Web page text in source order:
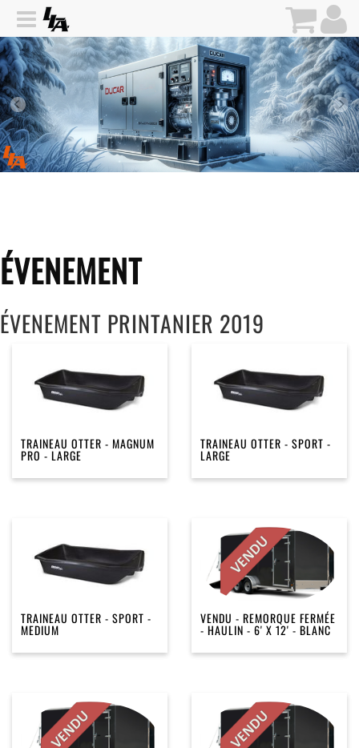
ÉVENEMENT
ÉVENEMENT PRINTANIER 2019
TRAINEAU OTTER - MAGNUM
PRO - LARGE
TRAINEAU OTTER - SPORT -
LARGE
TRAINEAU OTTER - SPORT -
MEDIUM
VENDU - REMORQUE FERMÉE
- HAULIN - 6' X 12' - BLANC